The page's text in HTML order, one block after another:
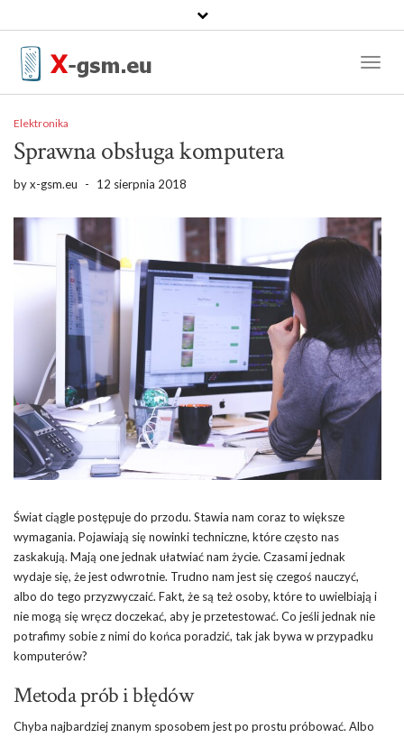
Elektronika
Sprawna obsługa komputera
byx-gsm.eu - 12 sierpnia 2018
Świat ciągle postępuje do przodu. Stawia nam coraz to większe
wymagania. Pojawiają się nowinki techniczne, które często nas
zaskakują. Mają one jednak ułatwiać nam życie. Czasami jednak
wydaje się, że jest odwrotnie. Trudno nam jest się czegoś nauczyć,
albo do tego przyzwyczaić. Fakt, że są też osoby, które to uwielbiają i
nie mogą się wręcz doczekać, aby je przetestować. Co jeśli jednak nie
potrafimy sobie z nimi do końca poradzić, tak jak bywa w przypadku
komputerów?
Metoda prób i błędów
Chyba najbardziej znanym sposobem jest po prostu próbować. Albo